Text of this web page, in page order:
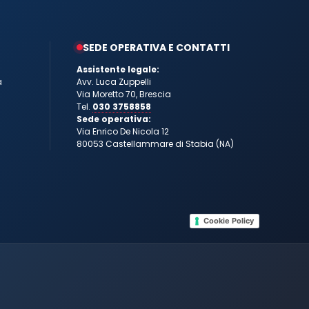
SEDE OPERATIVA E CONTATTI
Assistente legale:
Avv. Luca Zuppelli
Via Moretto 70, Brescia
Tel. 030 3758858
Sede operativa:
Via Enrico De Nicola 12
80053 Castellammare di Stabia (NA)
Cookie Policy